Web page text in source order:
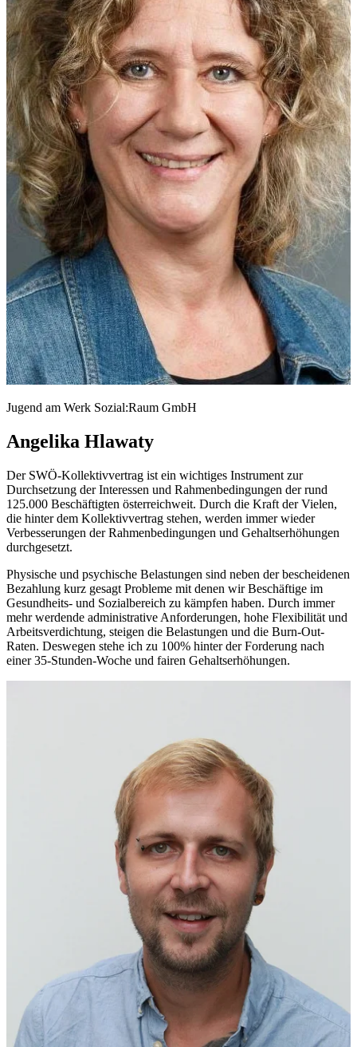
Jugend am Werk Sozial:Raum GmbH
Angelika Hlawaty
Der SWÖ-Kollektivvertrag ist ein wichtiges Instrument zur
Durchsetzung der Interessen und Rahmenbedingungen der rund
125.000 Beschäftigten österreichweit. Durch die Kraft der Vielen,
die hinter dem Kollektivvertrag stehen, werden immer wieder
Verbesserungen der Rahmenbedingungen und Gehaltserhöhungen
durchgesetzt.
Physische und psychische Belastungen sind neben der bescheidenen
Bezahlung kurz gesagt Probleme mit denen wir Beschäftige im
Gesundheits- und Sozialbereich zu kämpfen haben. Durch immer
mehr werdende administrative Anforderungen, hohe Flexibilität und
Arbeitsverdichtung, steigen die Belastungen und die Burn-Out-
Raten. Deswegen stehe ich zu 100% hinter der Forderung nach
einer 35-Stunden-Woche und fairen Gehaltserhöhungen.